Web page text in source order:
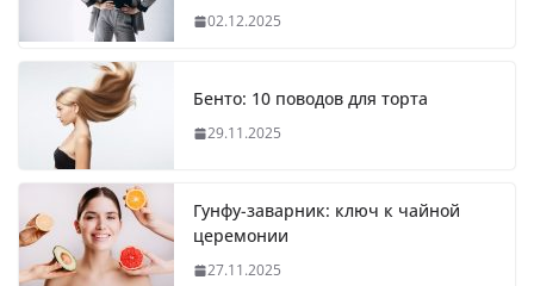
02.12.2025
Бенто: 10 поводов для торта
29.11.2025
Гунфу-заварник: ключ к чайной
церемонии
27.11.2025